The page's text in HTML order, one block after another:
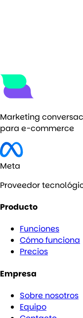
Marketing
para e-commerce
Meta
Proveedor
Producto
Funciones
Cómo funciona
Precios
Empresa
Sobre nosotros
Equipo